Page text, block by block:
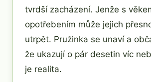
tvrdší zacházení. Jenže s
opotřebením může jejich
utrpět. Pružinka se unaví a
že ukazují o pár desetin víc
je realita.